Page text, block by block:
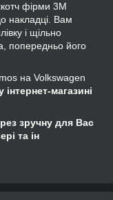
фірми 3М
накладці. Вам
і щільно
попередньо його
на Volkswagen
магазині
зручну для Вас
та ін